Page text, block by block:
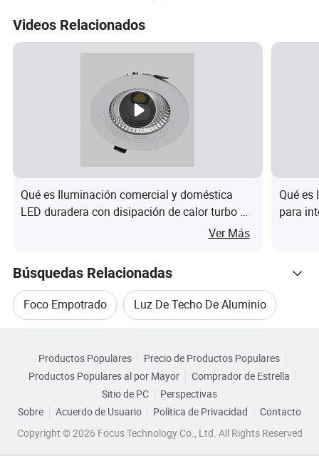
Modelo no
LT2216
Certificación
CE, RoHS
Tamaño del producto
Φ84 x H25mm
Recorte 75mm
Bombilla
GU10/MR16
Soporte de lámpara
GU10/GU5,3
Videos Relacionados
Qué es Iluminación comercial y doméstica
LED duradera con disipación de calor turbo de
Ver Más
Qué es
para
Búsquedas Relacionadas
Foco Empotrado Luz De Techo De Aluminio
Foco De Luz De Aluminio
Navegar por Categorías
Productos Populares
Precio de Productos Populares
Productos Populares al por Mayor
Comprador de Estrella
Sitio de PC
Perspectivas
Sobre
Acuerdo de Usuario Política de Privacidad
Contacto
Copyright © 2026 Focus Technology Co., Ltd. All Rights Reserved